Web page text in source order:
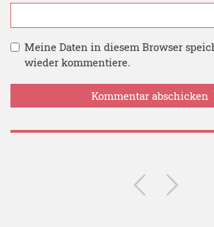
Meine Daten in diesem Browser
wieder kommentiere.
Kommentar abschicken